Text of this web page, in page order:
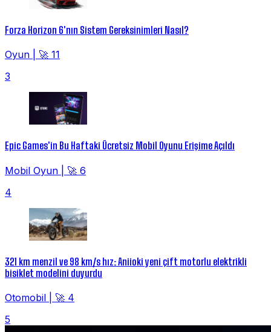
Forza Horizon 6'nın Sistem Gereksinimleri Nasıl?
Oyun
🚀 11
3
Epic Games'in Bu Haftaki Ücretsiz Mobil Oyunu Erişime Açıldı
Mobil Oyun
🚀 6
4
321 km menzil ve 98 km/s hız: Aniioki yeni çift motorlu elektrikli
bisiklet modelini duyurdu
Otomobil
🚀 4
5